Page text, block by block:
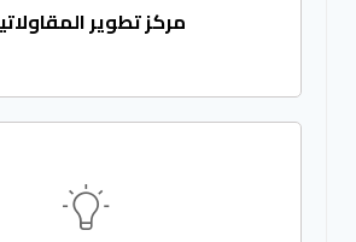
مركز تطوير